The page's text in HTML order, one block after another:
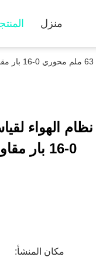
منزل
0-16
مكان المنشأ: